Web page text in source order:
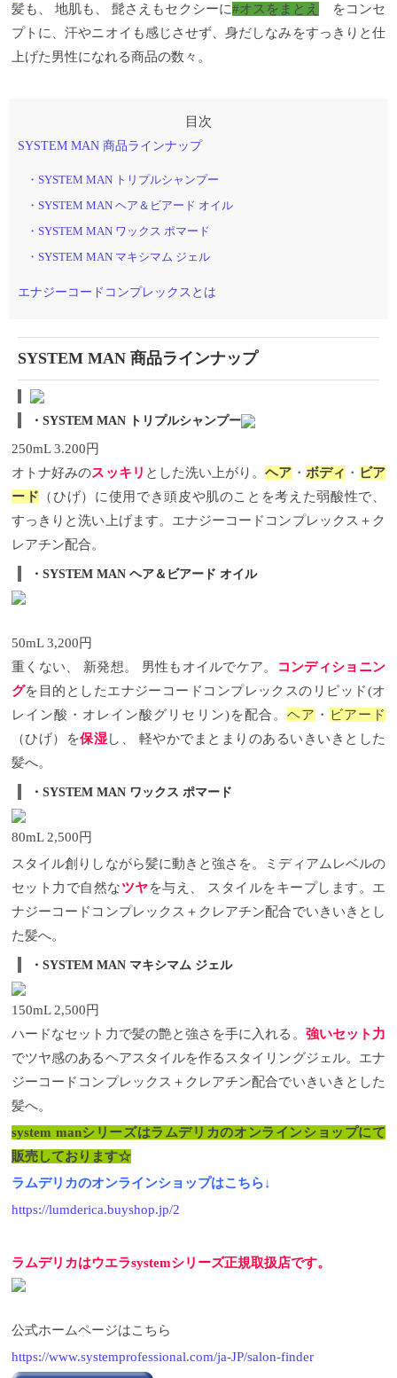
髪も、 地肌も、 髭さえもセクシーに#オスをまとえ
をコンセ
プトに、汗やニオイも感じさせず、身だしなみをすっきりと仕
上げた男性になれる商品の数々。
SYSTEM MAN 商品ラインナップ
・SYSTEM MAN トリプルシャンプー
・SYSTEM MAN ヘア＆ビアード オイル
・SYSTEM MAN ワックス ポマード
・SYSTEM MAN マキシマム ジェル
エナジーコードコンプレックスとは
SYSTEM MAN 商品ラインナップ
・ SYSTEM MAN トリプルシャンプー
250mL 3.200円
オトナ好みのスッキリ とした洗い上がり。ヘア ・ ボディ ・ ビア
ード （ひげ）に使用でき頭皮や肌のことを考えた弱酸性で、
すっきりと洗い上げます。 エナジーコードコンプレックス＋ク
レアチン配合。
・ SYSTEM MAN ヘア＆ビアード オイル
50mL 3,200円
重くない、
新発想。 男性もオイルでケア。
コンディショニン
グを目的としたエナジーコードコンプレックスのリピッド(オ
レイン酸・オレイン酸グリセリン)を配合。 ヘア ・
ビアード
（ひげ）を保湿し、
軽やかでまとまりのあるいきいきとした
髪へ。
・ SYSTEM MAN ワックス ポマード
80mL 2,500円
スタイル創りしながら髪に動きと強さを。
ミディアムレベルの
セット力で自然なツヤを与え、 スタイルをキープします。 エ
ナジーコードコンプレックス＋クレアチン配合でいきいきとし
た髪へ。
・ SYSTEM MAN マキシマム ジェル
150mL 2,500円
ハードなセット力で髪の艶と強さを手に入れる。 強いセット力
でツヤ感のあるヘアスタイルを作るスタイリングジェル。 エナ
ジーコードコンプレックス＋クレアチン配合でいきいきとした
髪へ。
system manシリーズはラムデリカのオンラインショップにて
販売しております☆
ラムデリカのオンラインショップはこちら↓
https://lumderica.buyshop.jp/2
ラムデリカはウエラsystemシリーズ正規取扱店です。
公式ホームページはこちら
https://www.systemprofessional.com/ja-JP/salon-finder